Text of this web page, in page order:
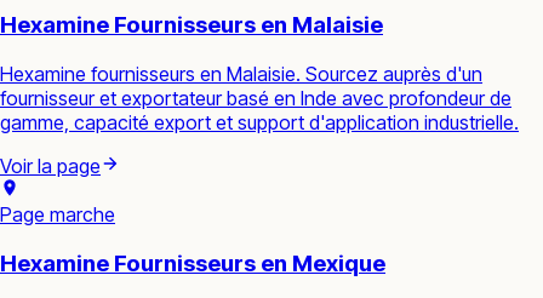
Hexamine Fournisseurs en Malaisie
Hexamine fournisseurs en Malaisie. Sourcez auprès d'un
fournisseur et exportateur basé en Inde avec profondeur de
gamme, capacité export et support d'application industrielle.
Voir la page
Page marche
Hexamine Fournisseurs en Mexique